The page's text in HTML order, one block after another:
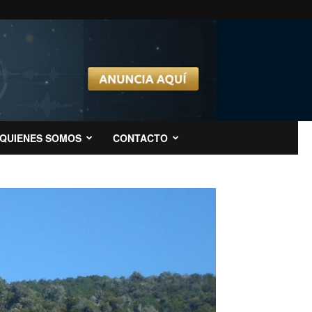
QUIENES SOMOS CONTACTO